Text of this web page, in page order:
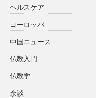
ヘルスケア
ヨーロッパ
中国ニュース
仏教入門
仏教学
余談